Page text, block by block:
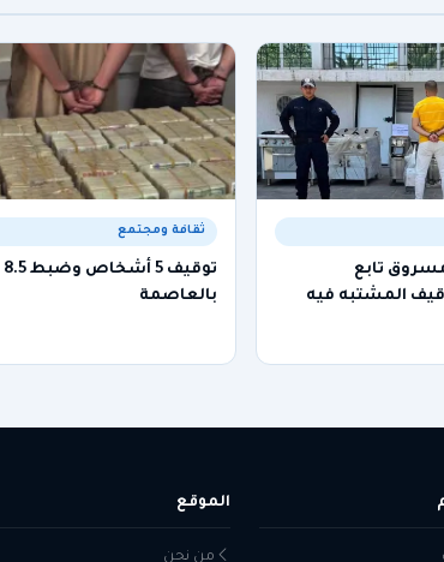
تابع
المشتبه فيه
ثقافة ومجتمع
بالعاصمة
الموقع
من نحن